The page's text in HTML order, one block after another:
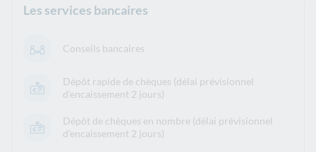
Les services bancaires
Conseils bancaires
Dépôt rapide de chèques (délai prévisionnel
d’encaissement 2 jours)
Dépôt de chèques en nombre (délai prévisionnel
d’encaissement 2 jours)